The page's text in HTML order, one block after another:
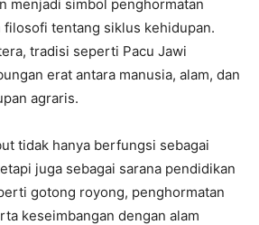
menjadi simbol penghormatan
tentang siklus kehidupan.
tradisi seperti Pacu Jawi
erat antara manusia, alam, dan
agraris.
tidak hanya berfungsi sebagai
juga sebagai sarana pendidikan
gotong royong, penghormatan
keseimbangan dengan alam